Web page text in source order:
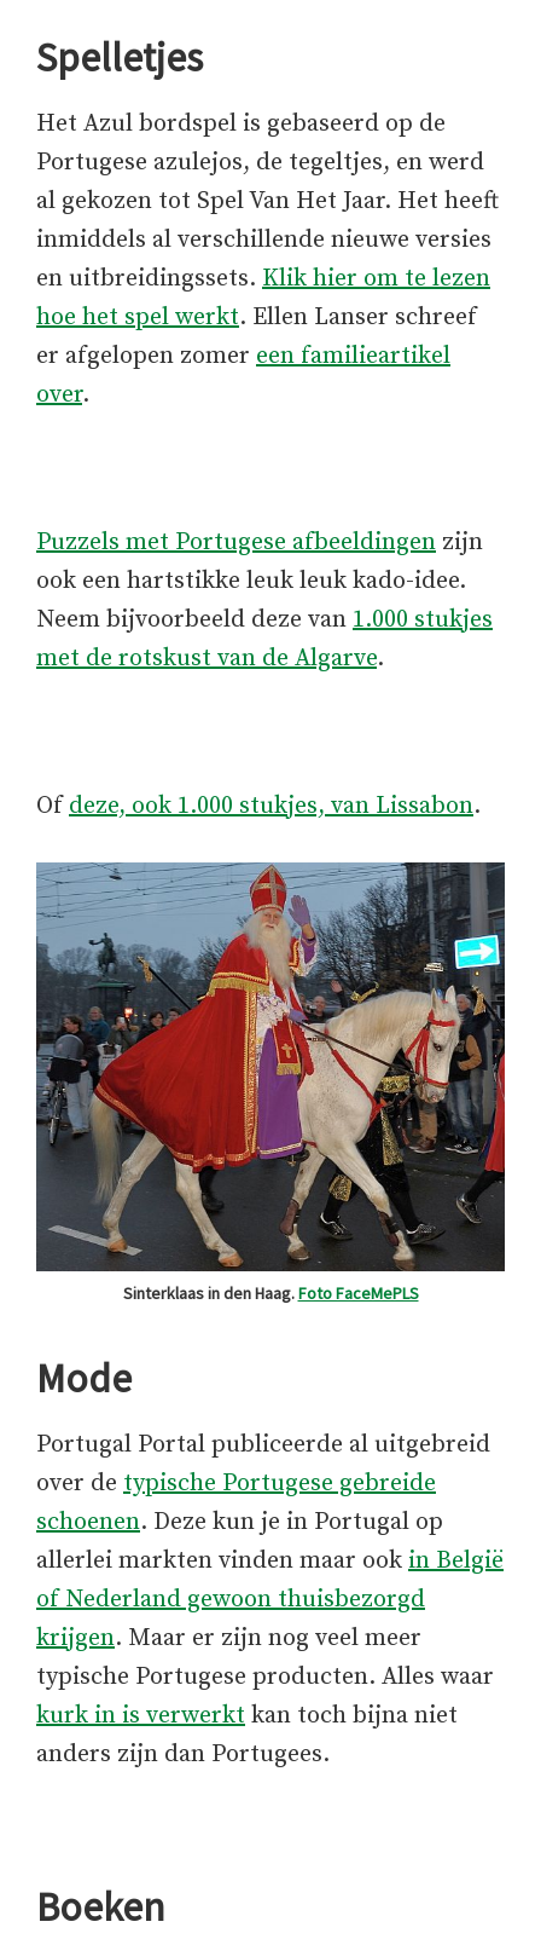
Spelletjes
Het Azul bordspel is gebaseerd op de
Portugese azulejos, de tegeltjes, en werd
al gekozen tot Spel Van Het Jaar. Het heeft
inmiddels al verschillende nieuwe versies
en uitbreidingssets. Klik hier om te lezen
hoe het spel werkt. Ellen Lanser schreef
er afgelopen zomer een familieartikel
over.
Puzzels met Portugese afbeeldingen zijn
ook een hartstikke leuk leuk kado-idee.
Neem bijvoorbeeld deze van 1.000 stukjes
met de rotskust van de Algarve.
Ofdeze, ook 1.000 stukjes, van Lissabon.
Sinterklaas in den Haag.Foto FaceMePLS
Mode
Portugal Portal publiceerde al uitgebreid
over de typische Portugese gebreide
schoenen. Deze kun je in Portugal op
allerlei markten vinden maar ook in België
of Nederland gewoon thuisbezorgd
krijgen. Maar er zijn nog veel meer
typische Portugese producten. Alles waar
kurk in is verwerkt kan toch bijna niet
anders zijn dan Portugees.
Boeken